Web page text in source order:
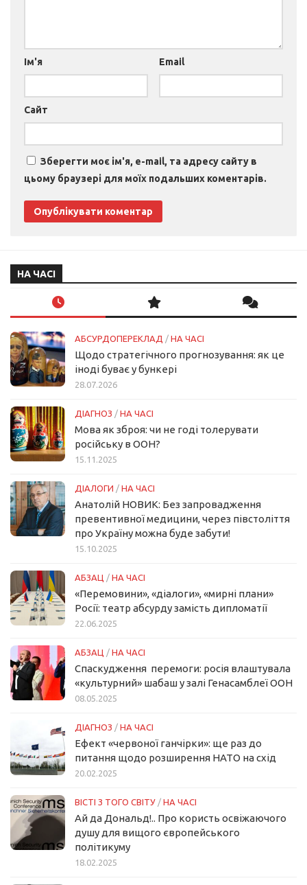
Ім'я Email
Сайт
Зберегти моє ім'я, e-mail, та адресу сайту в
цьому браузері для моїх подальших коментарів.
НА ЧАСІ
АБСУРДОПЕРЕКЛАД / НА ЧАСІ
Щодо стратегічного прогнозування: як це
іноді буває у бункері
28.07.2026
ДІАГНОЗ / НА ЧАСІ
Мова як зброя: чи не годі толерувати
російську в ООН?
15.11.2025
ДІАЛОГИ / НА ЧАСІ
Анатолій НОВИК: Без запровадження
превентивної медицини, через півстоліття
про Україну можна буде забути!
15.10.2025
АБЗАЦ / НА ЧАСІ
«Перемовини», «діалоги», «мирні плани»
Росії: театр абсурду замість дипломатії
22.06.2025
АБЗАЦ / НА ЧАСІ
Спаскудження перемоги: росія влаштувала
«культурний» шабаш у залі Генасамблеї ООН
08.05.2025
ДІАГНОЗ / НА ЧАСІ
Ефект «червоної ганчірки»: ще раз до
питання щодо розширення НАТО на схід
20.02.2025
ВІСТІ З ТОГО СВІТУ / НА ЧАСІ
Ай да Дональд!.. Про користь освіжаючого
душу для вищого європейського
політикуму
18.02.2025